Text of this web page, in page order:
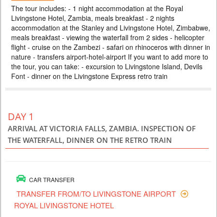
PERSON SHARING 518 USD
ZAMBIA
3 DAYS
Scheduled Tour
В тур включено: - 2 ночи проживание в отеле Avani Victoria Falls,
питание завтрак - трансферы аэропорт-отель-аэропорт - экскурсия
на водопад Виктория - круиз по Замбези на закате К базовой
программе предлагаются экскурсии на выбор - просто поставьте
галочку добавить на выбранной экскурсии и получите мгновенный
The tour includes: - 1 night accommodation at the Royal
Livingstone Hotel, Zambia, meals breakfast - 2 nights
accommodation at the Stanley and Livingstone Hotel, Zimbabwe,
meals breakfast - viewing the waterfall from 2 sides - helicopter
flight - cruise on the Zambezi - safari on rhinoceros with dinner in
nature - transfers airport-hotel-airport If you want to add more to
the tour, you can take: - excursion to Livingstone Island, Devils
Font - dinner on the Livingstone Express retro train
DAY 1
ARRIVAL AT VICTORIA FALLS, ZAMBIA. INSPECTION OF
THE WATERFALL, DINNER ON THE RETRO TRAIN
CAR TRANSFER
TRANSFER FROM/TO LIVINGSTONE AIRPORT
ROYAL LIVINGSTONE HOTEL